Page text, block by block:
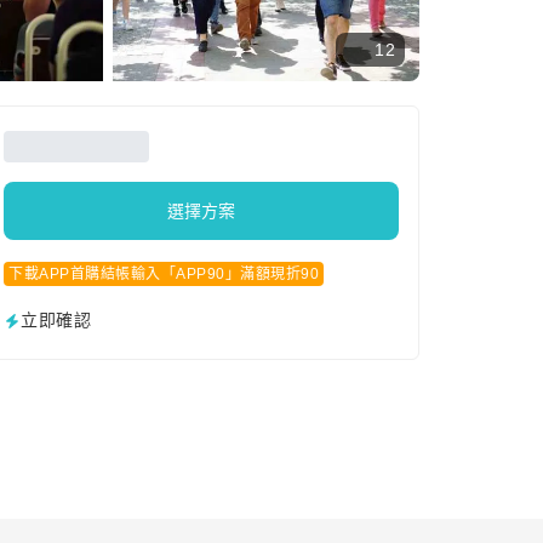
12
選擇方案
下載APP首購結帳輸入「APP90」滿額現折90
立即確認